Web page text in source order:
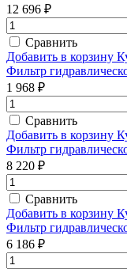
12 696 ₽
Сравнить
Добавить в корзину
Фильтр
1 968 ₽
Сравнить
Добавить в корзину
Фильтр
8 220 ₽
Сравнить
Добавить в корзину
Фильтр
6 186 ₽